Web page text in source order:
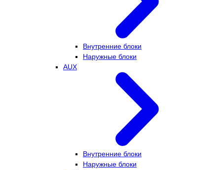
Внутренние блоки
Наружные блоки
AUX
Внутренние блоки
Наружные блоки